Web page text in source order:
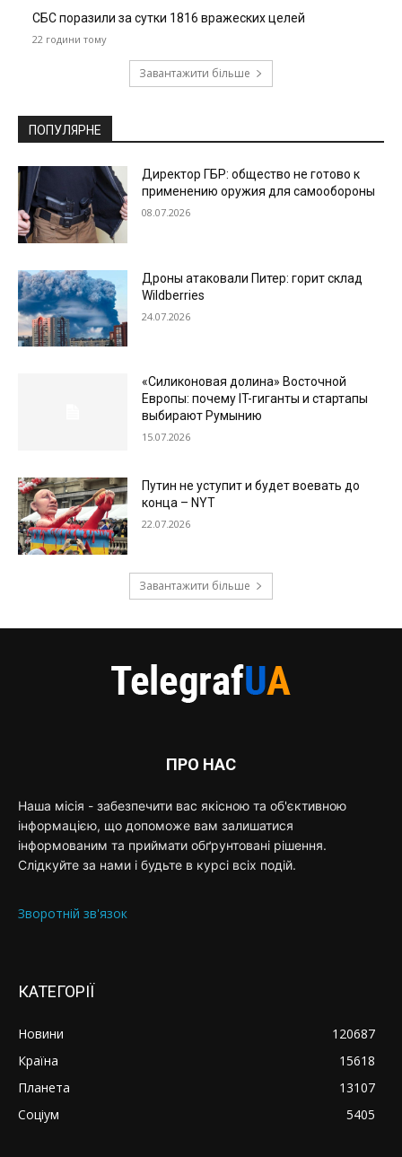
СБС поразили за сутки 1816 вражеских целей
22 години тому
Завантажити більше
ПОПУЛЯРНЕ
Директор ГБР: общество не готово к
применению оружия для самообороны
08.07.2026
Дроны атаковали Питер: горит склад
Wildberries
24.07.2026
«Силиконовая долина» Восточной
Европы: почему IT-гиганты и стартапы
выбирают Румынию
15.07.2026
Путин не уступит и будет воевать до
конца – NYT
22.07.2026
Завантажити більше
ПРО НАС
Наша місія - забезпечити вас якісною та об'єктивною
інформацією, що допоможе вам залишатися
інформованим та приймати обґрунтовані рішення.
Слідкуйте за нами і будьте в курсі всіх подій.
Зворотній зв'язок
КАТЕГОРІЇ
Новини
120687
Країна
15618
Планета
13107
Соціум
5405